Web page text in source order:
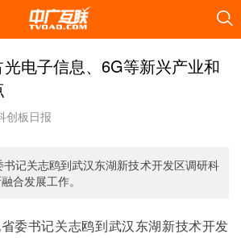
电子信息、6G等新兴产业和
创板日报
记关志鸥到武汉东湖新技术开发区调研科
合发展工作。
委书记关志鸥到武汉东湖新技术开发